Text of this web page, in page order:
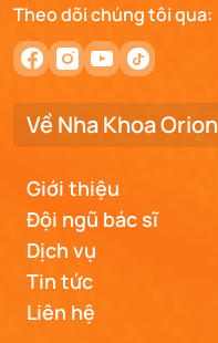
Theo dõi chúng tôi qua:
Về Nha Khoa Orion
Giới thiệu
Đội ngũ bác sĩ
Dịch vụ
Tin tức
Liên hệ